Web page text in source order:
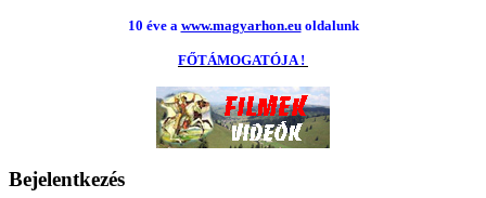
10 éve a www.magyarhon.euoldalunk
FŐTÁMOGATÓJA !
Bejelentkezés